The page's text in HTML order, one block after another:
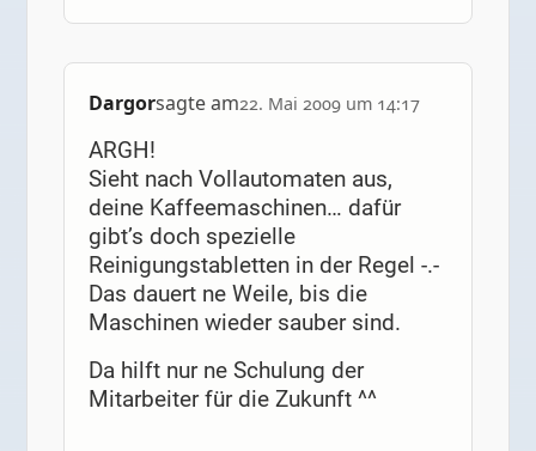
Dargorsagte am22. Mai 2009 um 14:17
ARGH!
Sieht nach Vollautomaten aus,
deine Kaffeemaschinen… dafür
gibt’s doch spezielle
Reinigungstabletten in der Regel -.-
Das dauert ne Weile, bis die
Maschinen wieder sauber sind.
Da hilft nur ne Schulung der
Mitarbeiter für die Zukunft ^^